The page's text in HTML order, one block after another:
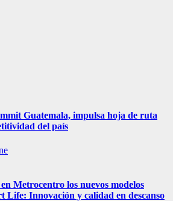
Guatemala, impulsa hoja de ruta
del país
Metrocentro los nuevos modelos
Life: Innovación y calidad en descanso